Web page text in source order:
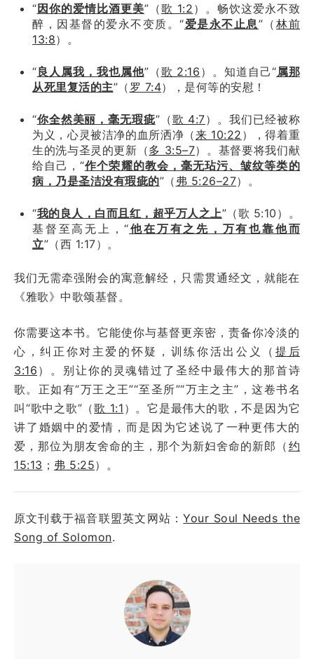
“因你的爱情比酒更美”（歌 1:2 ）。畅饮这爱永不致
醉，因基督的爱永不变质。“爱是永不止息”（ 林前
13:8）。
“良人属我，我也属他”（歌 2:16 ）。知道自己“属那
从死里复活的主”（ 罗 7:4），是何等的安慰！
“你全然美丽，毫无瑕疵”（歌 4:7）。我们已经被称
为义，心灵被洁净的血所洒净（来 10:22 ），得着重
生的洗与圣灵的更新（多 3:5–7）。基督要将我们献
给自己，“作个荣耀的教会，毫无玷污、皱纹等类的
病，乃是圣洁没有瑕疵的”（ 弗 5:26–27）。
“我的良人，白而且红，超乎万人之上”（歌 5:10）。
基督至高无上，“他在万有之先，万有也靠他而
立”（西 1:17）。
我们无需牵强附会的寓意解经，只需贯通经文，就能在
《雅歌》中歌颂基督。
你需要这本书。它能使你与基督更亲密，责备你冷淡的
心，纠正你对主爱的怀疑，训练你活出公义（ 提后
3:16 ）。别让你的灵魂错过了圣经中最伟大的那首诗
歌。正如有“万王之王”“至圣所”“万主之主”，这卷书名
叫“歌中之歌”（歌 1:1 ）。它是最伟大的歌，不是因为它
讲了婚姻中的爱情，而是因为它述说了一种更伟大的
爱，那位为朋友舍命的主，那个为新妇舍命的新郎（ 约
15:13 ； 弗 5:25）。
原文刊载于福音联盟英文网站：Your Soul Needs the
Song of Solomon.